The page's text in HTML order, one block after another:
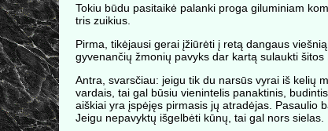
Tokiu būdu pasitaikė palanki proga giluminiam
tris zuikius.
Pirma, tikėjausi gerai įžiūrėti į retą dangaus
gyvenančių žmonių pavyks dar kartą sulaukti šitos
Antra, svarsčiau: jeigu tik du narsūs vyrai iš kelių
vardais, tai gal būsiu vienintelis panaktinis,
aiškiai yra įspėjęs pirmasis jų atradėjas. Pasaulio
Jeigu nepavyktų išgelbėti kūnų, tai gal nors sielas.